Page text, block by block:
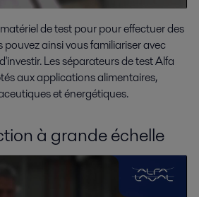
de test pour pour effectuer des
pouvez ainsi vous familiariser avec
Les séparateurs de test Alfa
aux applications alimentaires,
et énergétiques.
à grande échelle